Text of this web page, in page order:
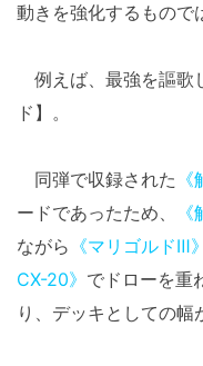
動きを強化するもので
例えば、最強を謳歌
ド】。
同弾で収録された
ードであったため、
ながら 《マリゴルドⅢ》
CX-20》 でドローを重
り、デッキとしての幅